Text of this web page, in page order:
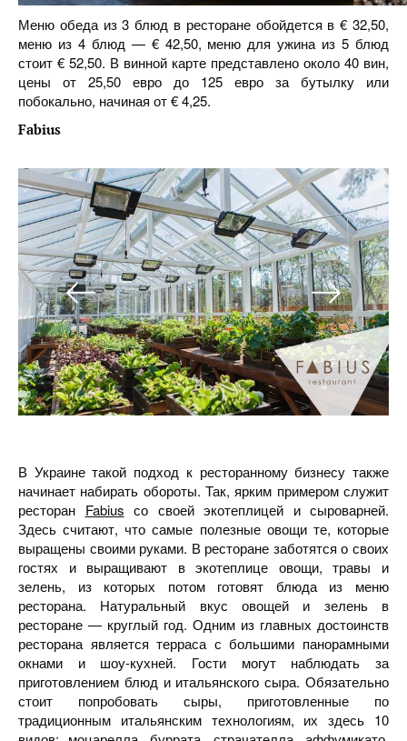
Меню обеда из 3 блюд в ресторане обойдется в € 32,50,
меню из 4 блюд — € 42,50, меню для ужина из 5 блюд
стоит € 52,50. В винной карте представлено около 40 вин,
цены от 25,50 евро до 125 евро за бутылку или
побокально, начиная от € 4,25.
Fabius
В Украине такой подход к ресторанному бизнесу также
начинает набирать обороты. Так, ярким примером служит
ресторан Fabius со своей экотеплицей и сыроварней.
Здесь считают, что самые полезные овощи те, которые
выращены своими руками. В ресторане заботятся о своих
гостях и выращивают в экотеплице овощи, травы и
зелень, из которых потом готовят блюда из меню
ресторана. Натуральный вкус овощей и зелень в
ресторане — круглый год. Одним из главных достоинств
ресторана является терраса с большими панорамными
окнами и шоу-кухней. Гости могут наблюдать за
приготовлением блюд и итальянского сыра. Обязательно
стоит попробовать сыры, приготовленные по
традиционным итальянским технологиям, их здесь 10